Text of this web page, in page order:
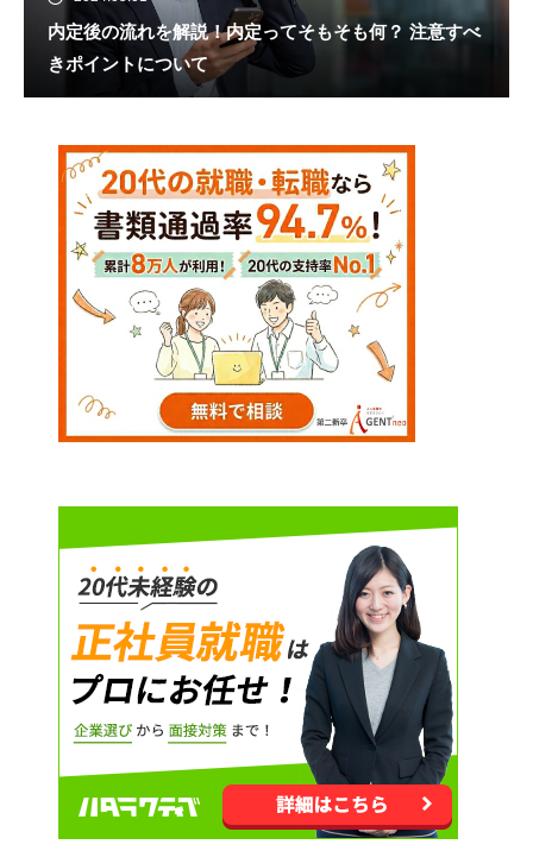
内定後の流れを解説！内定ってそもそも何？ 注意すべ
きポイントについて